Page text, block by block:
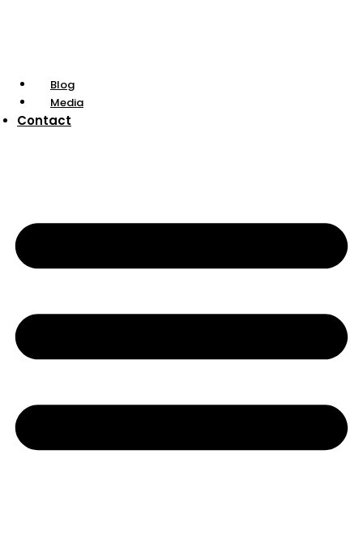
Blog
Media
Contact